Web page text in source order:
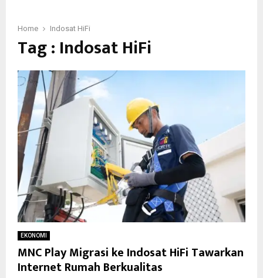
Home Indosat HiFi
Tag : Indosat HiFi
EKONOMI
MNC Play Migrasi ke Indosat HiFi Tawarkan
Internet Rumah Berkualitas